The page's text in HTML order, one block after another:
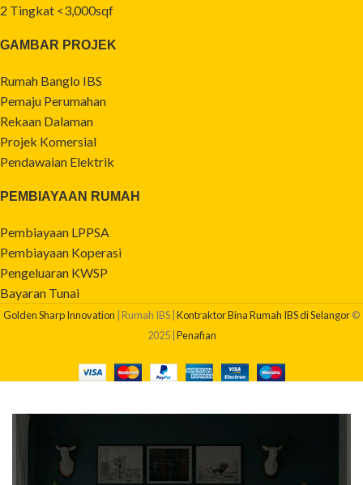
2 Tingkat <3,000sqf
GAMBAR PROJEK
Rumah Banglo IBS
Pemaju Perumahan
Rekaan Dalaman
Projek Komersial
Pendawaian Elektrik
PEMBIAYAAN RUMAH
Pembiayaan LPPSA
Pembiayaan Koperasi
Pengeluaran KWSP
Bayaran Tunai
Golden Sharp Innovation | Rumah IBS | Kontraktor Bina Rumah IBS di Selangor©
2025 | Penafian